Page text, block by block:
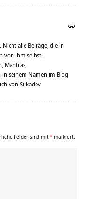
Nicht alle Beiräge, die in
von ihm selbst.
Mantras,
seinem Namen im Blog
von Sukadev
Felder sind mit * markiert.